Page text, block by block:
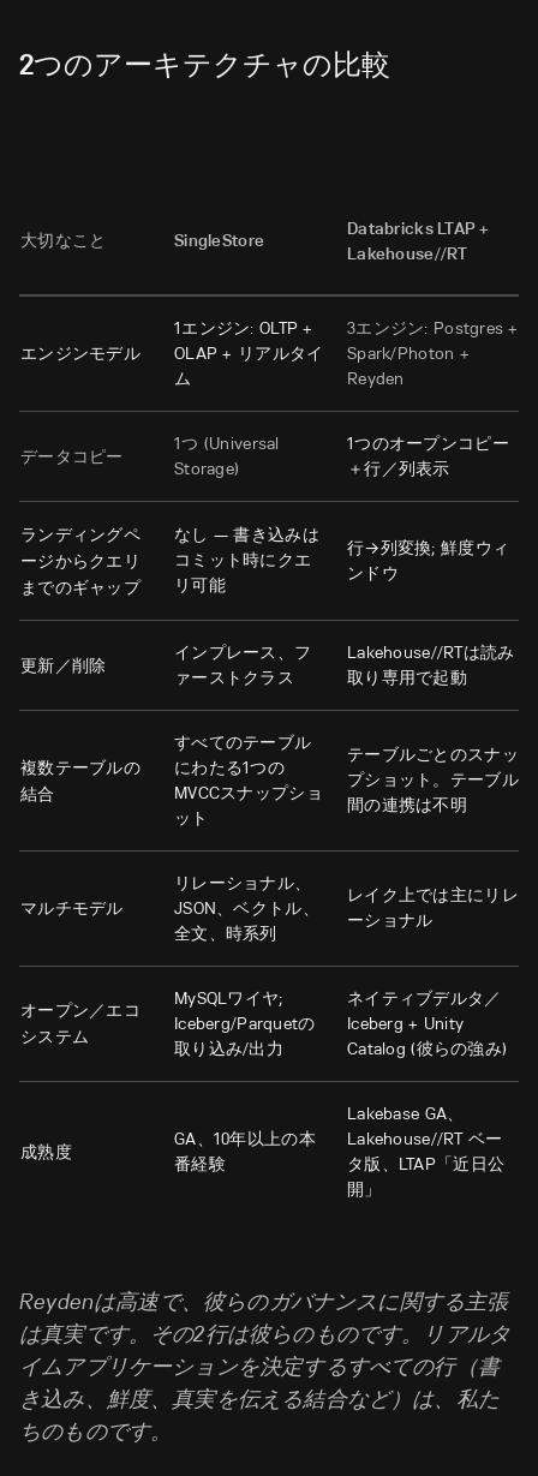
2つのアーキテクチャの比較
大切なこと SingleStore
Databricks LTAP +
Lakehouse//RT
エンジンモデル
1エンジン: OLTP +
OLAP + リアルタイ
ム
3エンジン: Postgres +
Spark/Photon +
Reyden
データコピー
1つ (Universal
Storage)
1つのオープンコピー
＋行／列表示
ランディングペ
ージからクエリ
までのギャップ
なし — 書き込みは
コミット時にクエ
リ可能
行→列変換; 鮮度ウィ
ンドウ
更新／削除
インプレース 、フ
ァーストクラス
Lakehouse//RTは読み
取り専用で起動
複数テーブルの
結合
すべてのテーブル
にわたる1つの
MVCCスナップショ
ット
テーブルごとのスナッ
プショット。テーブル
間の連携は不明
マルチモデル
リレーショナル、
JSON、ベクトル、
全文、時系列
レイク上では主にリレ
ーショナル
オープン／エコ
システム
MySQLワイヤ;
Iceberg/Parquetの
取り込み/出力
ネイティブデルタ／
Iceberg + Unity
Catalog (彼らの強み)
成熟度
GA、10年以上の本
番経験
Lakebase GA、
Lakehouse//RT ベー
タ版、LTAP「近日公
開」
Reydenは高速で、彼らのガバナンスに関する主張
は真実です。その2行は彼らのものです。リアルタ
イムアプリケーションを決定するすべての行（書
き込み、鮮度、真実を伝える結合など）は、私た
ちのものです。